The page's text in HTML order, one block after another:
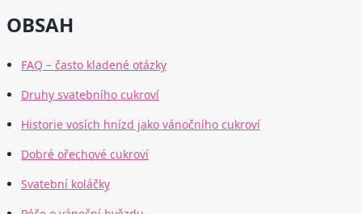
OBSAH
FAQ – často kladené otázky
Druhy svatebního cukroví
Historie vosích hnízd jako vánočního cukroví
Dobré ořechové cukroví
Svatební koláčky